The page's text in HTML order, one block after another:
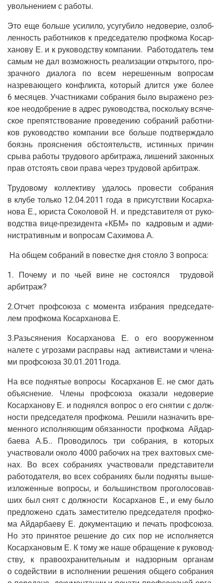
уволь­не­ни­ем с работы.
Это еще боль­ше уси­ли­ло, усу­гу­би­ло недо­ве­рие, озлоб­
лен­ность работ­ни­ков к пред­се­да­те­лю проф­ко­ма Косар­
ха­но­ву Е. и к руко­вод­ству ком­па­нии. Рабо­то­да­тель тем
самым не дал воз­мож­ность реа­ли­за­ции откры­то­го, про­
зрач­но­го диа­ло­га по всем нере­шен­ным вопро­сам
назре­ва­ю­ще­го кон­флик­та, кото­рый длит­ся уже более
6 меся­цев. Участ­ни­ка­ми собра­ния было выра­же­но рез­
кое неодоб­ре­ние в адрес руко­вод­ства, посколь­ку вся­че­
ское пре­пят­ство­ва­ние про­ве­де­нию собра­ний работ­ни­
ков руко­вод­ство ком­па­нии все боль­ше под­твер­жда­ло
боязнь про­яс­не­ния обсто­я­тельств, истин­ных при­чин
сры­ва рабо­ты тру­до­во­го арбит­ра­жа, лише­ний закон­ных
прав отсто­ять свои пра­ва через тру­до­вой арбитраж.
Тру­до­во­му кол­лек­ти­ву уда­лось про­ве­сти собра­ния
в клу­бе толь­ко 12.04.2011 года в при­сут­ствии Косар­ха­
но­ва Е., юри­ста Соко­ло­вой Н. и пред­ста­ви­те­ля от руко­
вод­ства вице-пре­зи­ден­та «КБМ» по кад­ро­вым и адми­
ни­стра­тив­ным и вопро­сам Сахи­мо­ва А.
На общем собра­ний в повест­ке дня сто­я­ло 3 вопроса:
1. Поче­му и по чьей вине не состо­ял­ся тру­до­вой
арбитраж?
2.Отчет проф­со­ю­за с момен­та избра­ния пред­се­да­те­
лем проф­ко­ма Косар­ха­но­ва Е.
3.Разьсянения Косар­ха­но­ва Е. о его воору­жен­ном
нале­те с угро­за­ми рас­пра­вы над акти­ви­ста­ми и чле­на­
ми проф­со­ю­за 30.01.2011года.
На все под­ня­тые вопро­сы Косар­ха­нов Е. не смог дать
объ­яс­не­ние. Чле­ны проф­со­ю­за ока­за­ли недо­ве­рие
Косар­ха­но­ву Е. и под­нял­ся вопрос о его сня­тии с долж­
но­сти пред­се­да­те­ля проф­ко­ма. Реши­ли назна­чить вре­
мен­но­го испол­ня­ю­щим обя­зан­но­сти проф­ко­ма Айдар­
ба­е­ва А.Б.. Про­во­ди­лось три собра­ния, в кото­рых
участ­во­ва­ли око­ло 4000 рабо­чих на трех вах­то­вых сме­
нах. Во всех собра­ни­ях участ­во­ва­ли пред­ста­ви­те­ли
рабо­то­да­те­ля, во всех собра­ни­ях были под­ня­ты выше­
из­ло­жен­ные вопро­сы, и боль­шин­ством про­го­ло­со­вав­
ших был снят с долж­но­сти Косар­ха­нов Е., и ему было
пред­ло­же­но сдать заме­сти­те­лю пред­се­да­те­ля проф­ко­
ма Айдар­ба­е­ву Е. доку­мен­та­цию и печать проф­со­ю­за.
Но это при­ня­тое реше­ние до сих пор не испол­ня­ет­ся
Косар­ха­но­вым Е. К тому же наше обра­ще­ние к руко­вод­
ству, к пра­во­охра­ни­тель­ным и над­зор­ным орга­нам
о содей­ствии в испол­не­нии реше­ния обще­го собра­ния